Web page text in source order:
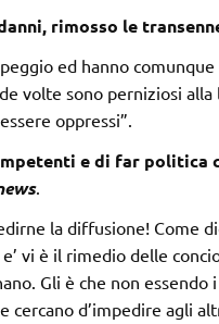
rimosso le
ed hanno
volte sono perniziosi alla
oppressi”.
e di far politica
.
la diffusione! Come
vi è il rimedio delle
Gli è che non
cercano d’impedire agli